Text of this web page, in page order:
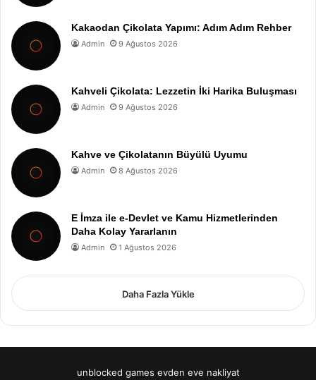
Kakaodan Çikolata Yapımı: Adım Adım Rehber
Admin 9 Ağustos 2026
Kahveli Çikolata: Lezzetin İki Harika Buluşması
Admin 9 Ağustos 2026
Kahve ve Çikolatanın Büyülü Uyumu
Admin 8 Ağustos 2026
E İmza ile e-Devlet ve Kamu Hizmetlerinden
Daha Kolay Yararlanın
Admin 1 Ağustos 2026
Daha Fazla Yükle
unblocked games evden eve nakliyat